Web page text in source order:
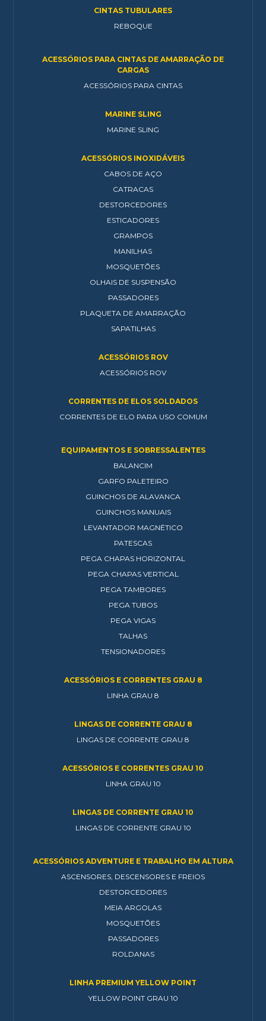
CINTAS TUBULARES
REBOQUE
ACESSÓRIOS PARA CINTAS DE AMARRAÇÃO DE
CARGAS
ACESSÓRIOS PARA CINTAS
MARINE SLING
MARINE SLING
ACESSÓRIOS INOXIDÁVEIS
CABOS DE AÇO
CATRACAS
DESTORCEDORES
ESTICADORES
GRAMPOS
MANILHAS
MOSQUETÕES
OLHAIS DE SUSPENSÃO
PASSADORES
PLAQUETA DE AMARRAÇÃO
SAPATILHAS
ACESSÓRIOS ROV
ACESSÓRIOS ROV
CORRENTES DE ELOS SOLDADOS
CORRENTES DE ELO PARA USO COMUM
EQUIPAMENTOS E SOBRESSALENTES
BALANCIM
GARFO PALETEIRO
GUINCHOS DE ALAVANCA
GUINCHOS MANUAIS
LEVANTADOR MAGNÉTICO
PATESCAS
PEGA CHAPAS HORIZONTAL
PEGA CHAPAS VERTICAL
PEGA TAMBORES
PEGA TUBOS
PEGA VIGAS
TALHAS
TENSIONADORES
ACESSÓRIOS E CORRENTES GRAU 8
LINHA GRAU 8
LINGAS DE CORRENTE GRAU 8
LINGAS DE CORRENTE GRAU 8
ACESSÓRIOS E CORRENTES GRAU 10
LINHA GRAU 10
LINGAS DE CORRENTE GRAU 10
LINGAS DE CORRENTE GRAU 10
ACESSÓRIOS ADVENTURE E TRABALHO EM ALTURA
ASCENSORES, DESCENSORES E FREIOS
DESTORCEDORES
MEIA ARGOLAS
MOSQUETÕES
PASSADORES
ROLDANAS
LINHA PREMIUM YELLOW POINT
YELLOW POINT GRAU 10